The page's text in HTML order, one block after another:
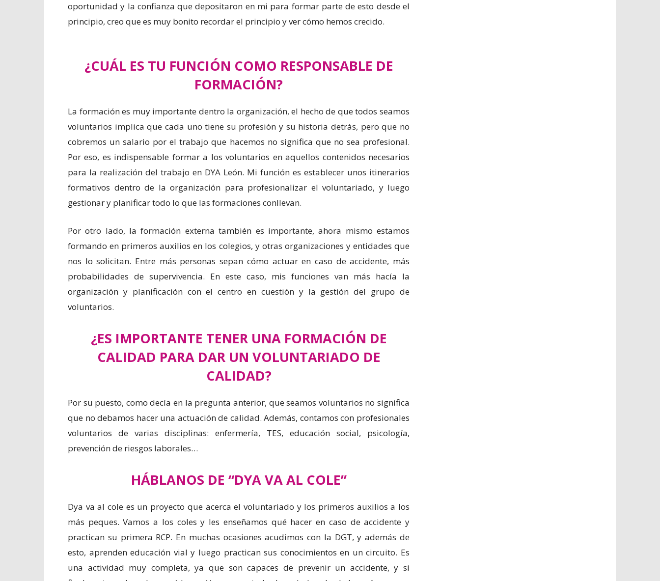
oportunidad y la confianza que depositaron en mi para formar parte de esto desde el
principio, creo que es muy bonito recordar el principio y ver cómo hemos crecido.
¿CUÁL ES TU FUNCIÓN COMO RESPONSABLE DE
FORMACIÓN?
La formación es muy importante dentro la organización, el hecho de que todos seamos
voluntarios implica que cada uno tiene su profesión y su historia detrás, pero que no
cobremos un salario por el trabajo que hacemos no significa que no sea profesional.
Por eso, es indispensable formar a los voluntarios en aquellos contenidos necesarios
para la realización del trabajo en DYA León. Mi función es establecer unos itinerarios
formativos dentro de la organización para profesionalizar el voluntariado, y luego
gestionar y planificar todo lo que las formaciones conllevan.
Por otro lado, la formación externa también es importante, ahora mismo estamos
formando en primeros auxilios en los colegios, y otras organizaciones y entidades que
nos lo solicitan. Entre más personas sepan cómo actuar en caso de accidente, más
probabilidades de supervivencia. En este caso, mis funciones van más hacía la
organización y planificación con el centro en cuestión y la gestión del grupo de
voluntarios.
¿ES IMPORTANTE TENER UNA FORMACIÓN DE
CALIDAD PARA DAR UN VOLUNTARIADO DE
CALIDAD?
Por su puesto, como decía en la pregunta anterior, que seamos voluntarios no significa
que no debamos hacer una actuación de calidad. Además, contamos con profesionales
voluntarios de varias disciplinas: enfermería, TES, educación social, psicología,
prevención de riesgos laborales…
HÁBLANOS DE “DYA VA AL COLE”
Dya va al cole es un proyecto que acerca el voluntariado y los primeros auxilios a los
más peques. Vamos a los coles y les enseñamos qué hacer en caso de accidente y
practican su primera RCP. En muchas ocasiones acudimos con la DGT, y además de
esto, aprenden educación vial y luego practican sus conocimientos en un circuito. Es
una actividad muy completa, ya que son capaces de prevenir un accidente, y si